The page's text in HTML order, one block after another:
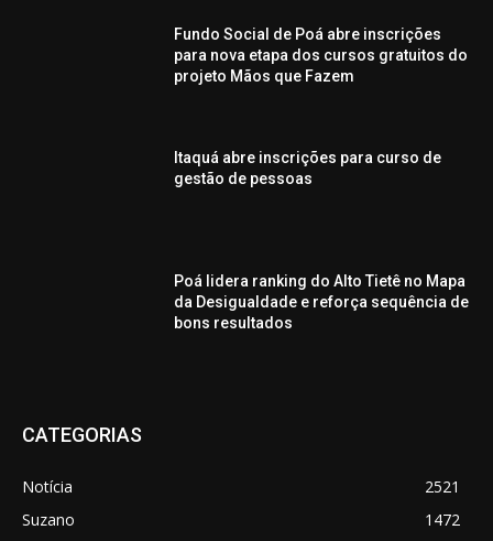
Fundo Social de Poá abre inscrições
para nova etapa dos cursos gratuitos do
projeto Mãos que Fazem
Itaquá abre inscrições para curso de
gestão de pessoas
Poá lidera ranking do Alto Tietê no Mapa
da Desigualdade e reforça sequência de
bons resultados
CATEGORIAS
Notícia
2521
Suzano
1472